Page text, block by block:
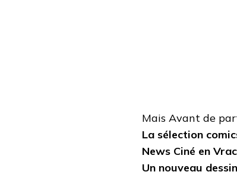
Mais Avant de
La sélection
News Ciné en Vrac
Un nouveau